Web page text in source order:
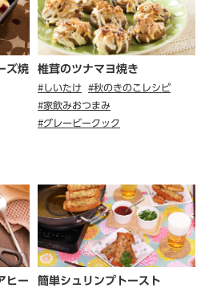
ズ焼
椎茸のツナマヨ焼き
#しいたけ
#秋のきのこレシピ
#家飲みおつまみ
#グレービークック
ヒー
簡単シュリンプトースト